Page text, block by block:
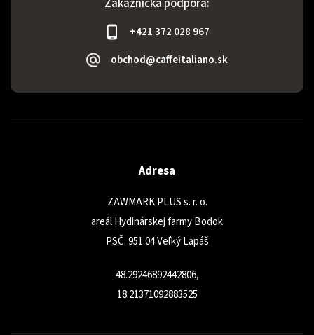
+421 372 028 967
obchod@caffeitaliano.sk
Adresa
ZAWMARK PLUS s. r. o.
areál Hydinárskej farmy Bodok
PSČ: 951 04 Veľký Lapáš
48.29246892442806,
18.21371092883525